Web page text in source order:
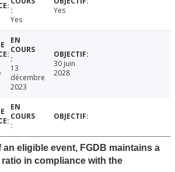
Yes
Yes
13
décembre
2023
30 juin
2028
an eligible event, FGDB maintains a
in compliance with the